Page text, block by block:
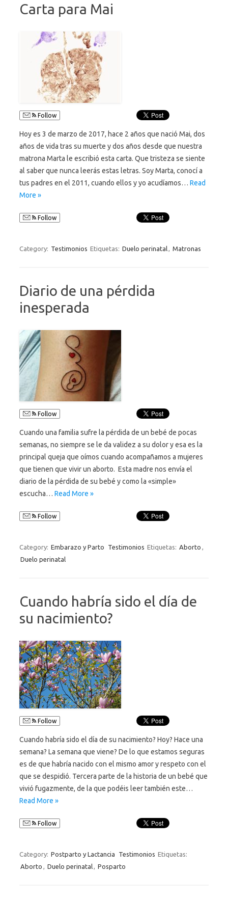
Carta para Mai
Follow
Hoy es 3 de marzo de 2017, hace 2 años que nació Mai, dos
años de vida tras su muerte y dos años desde que nuestra
matrona Marta le escribió esta carta. Que tristeza se siente
al saber que nunca leerás estas letras. Soy Marta, conocí a
tus padres en el 2011, cuando ellos y yo acudíamos… Read
More »
Follow
Category: Testimonios Etiquetas: Duelo perinatal Matronas
Diario de una pérdida
inesperada
Follow
Cuando una familia sufre la pérdida de un bebé de pocas
semanas, no siempre se le da validez a su dolor y esa es la
principal queja que oímos cuando acompañamos a mujeres
que tienen que vivir un aborto. Esta madre nos envía el
diario de la pérdida de su bebé y como la «simple»
escucha… Read More »
Follow
Category: Embarazo y Parto Testimonios Etiquetas: Aborto
Duelo perinatal
Cuando habría sido el día de
su nacimiento?
Follow
Cuando habría sido el día de su nacimiento? Hoy? Hace una
semana? La semana que viene? De lo que estamos seguras
es de que habría nacido con el mismo amor y respeto con el
que se despidió. Tercera parte de la historia de un bebé que
vivió fugazmente, de la que podéis leer también este…
Read More »
Follow
Category: Postparto y Lactancia Testimonios Etiquetas:
Aborto , Duelo perinatal, Posparto